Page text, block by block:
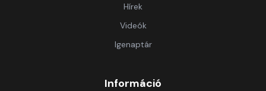
Hírek
Videók
Igenaptár
Információ